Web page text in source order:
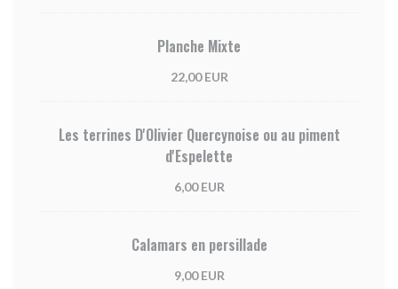
Planche Mixte
22,00 EUR
Les terrines D'Olivier Quercynoise ou au piment
d'Espelette
6,00 EUR
Calamars en persillade
9,00 EUR